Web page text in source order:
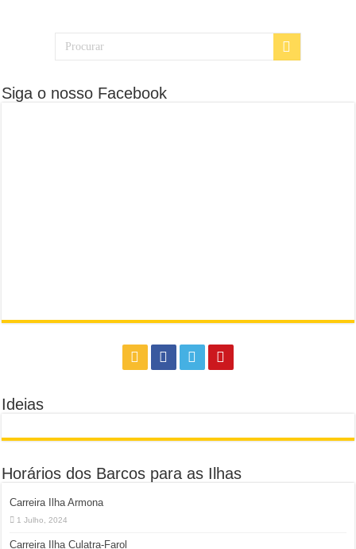
Siga o nosso Facebook
Ideias
Horários dos Barcos para as Ilhas
Carreira Ilha Armona
1 Julho, 2024
Carreira Ilha Culatra-Farol